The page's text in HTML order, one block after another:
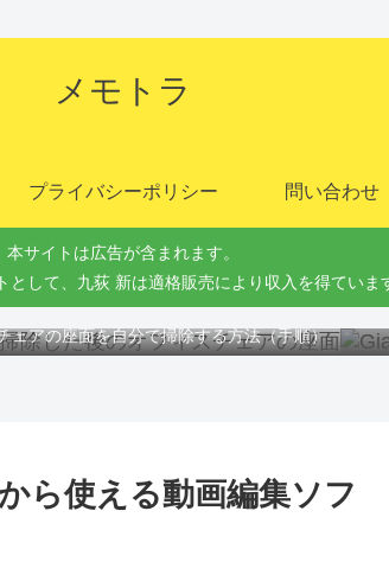
メモトラ
プライバシーポリシー 問い合わせ
本サイトは広告が含まれます。
として、九荻 新は適格販売により収入を得ていま
ェアの座面を自分で掃除する方法（手順）
ら使える動画編集ソフ